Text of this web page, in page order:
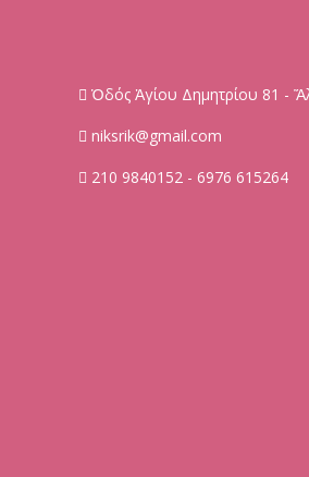
Ὁδός Ἁγίου Δημητρίου 81 -
niksrik@gmail.com
210 9840152 - 6976 615264